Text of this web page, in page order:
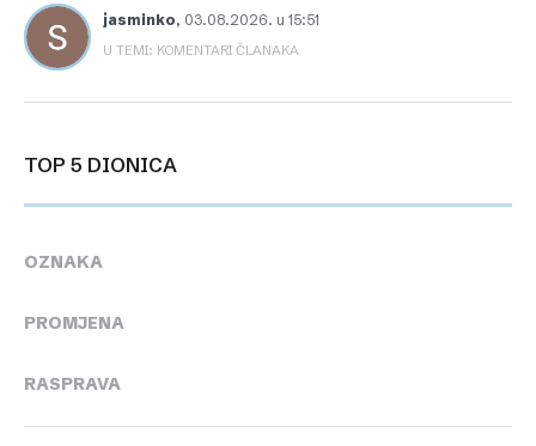
jasminko, 03.08.2026. u 15:51
U TEMI: KOMENTARI ČLANAKA
TOP 5 DIONICA
OZNAKA
PROMJENA
RASPRAVA